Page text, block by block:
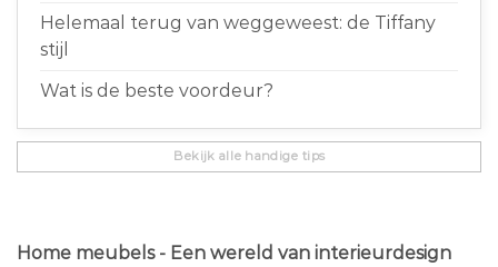
Helemaal terug van weggeweest: de Tiffany
stijl
Wat is de beste voordeur?
Bekijk alle handige tips
Home meubels - Een wereld van interieurdesign